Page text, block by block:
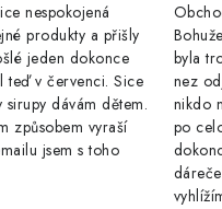
nespokojená
produkty a přišly
jeden dokonce
teď v červenci. Sice
dávám dětem.
způsobem vyraší
jsem s toho
byla
nez
nikdo
po